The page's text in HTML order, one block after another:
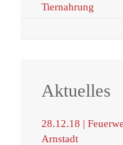
Tiernahrung
Aktuelles
28.12.18 |
Arnstadt